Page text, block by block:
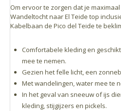
Om ervoor te zorgen dat je
Wandeltocht naar El Teide top
Kabelbaan de Pico del Teide te
Comfortabele kleding en
mee te nemen.
Gezien het felle licht, een
Met wandelingen, water mee te
In het geval van sneeuw of ijs
kleding, stijgijzers en pickels.